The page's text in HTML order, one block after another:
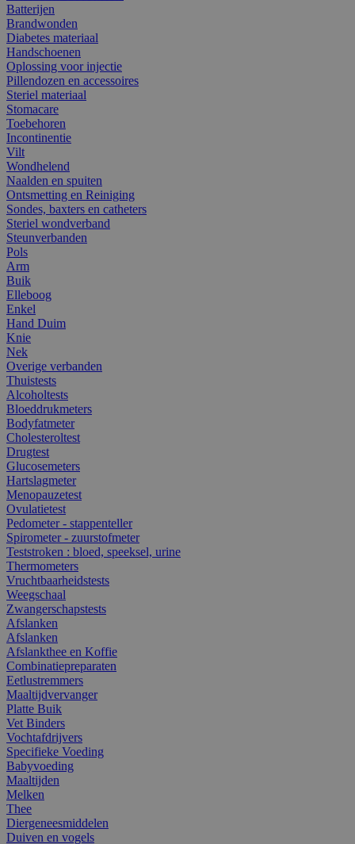
Batterijen
Brandwonden
Diabetes materiaal
Handschoenen
Oplossing voor injectie
Pillendozen en accessoires
Steriel materiaal
Stomacare
Toebehoren
Incontinentie
Vilt
Wondhelend
Naalden en spuiten
Ontsmetting en Reiniging
Sondes, baxters en catheters
Steriel wondverband
Steunverbanden
Pols
Arm
Buik
Elleboog
Enkel
Hand Duim
Knie
Nek
Overige verbanden
Thuistests
Alcoholtests
Bloeddrukmeters
Bodyfatmeter
Cholesteroltest
Drugtest
Glucosemeters
Hartslagmeter
Menopauzetest
Ovulatietest
Pedometer - stappenteller
Spirometer - zuurstofmeter
Teststroken : bloed, speeksel, urine
Thermometers
Vruchtbaarheidstests
Weegschaal
Zwangerschapstests
Afslanken
Afslanken
Afslankthee en Koffie
Combinatiepreparaten
Eetlustremmers
Maaltijdvervanger
Platte Buik
Vet Binders
Vochtafdrijvers
Specifieke Voeding
Babyvoeding
Maaltijden
Melken
Thee
Diergeneesmiddelen
Duiven en vogels